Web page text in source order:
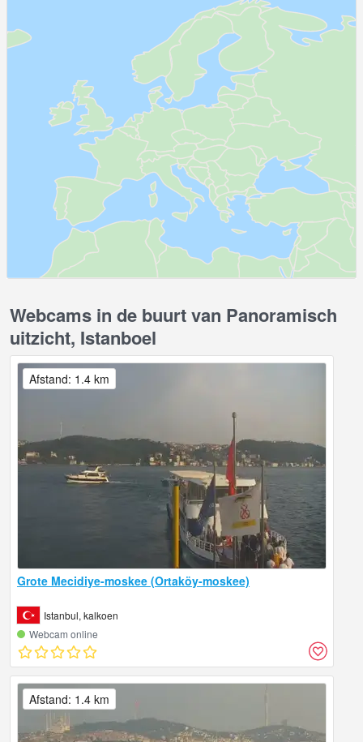
Webcams in de buurt van Panoramisch
uitzicht, Istanboel
Grote Mecidiye-moskee (Ortaköy-moskee)
Istanbul, kalkoen
Webcam online
Afstand: 1.4 km
Afstand: 1.4 km